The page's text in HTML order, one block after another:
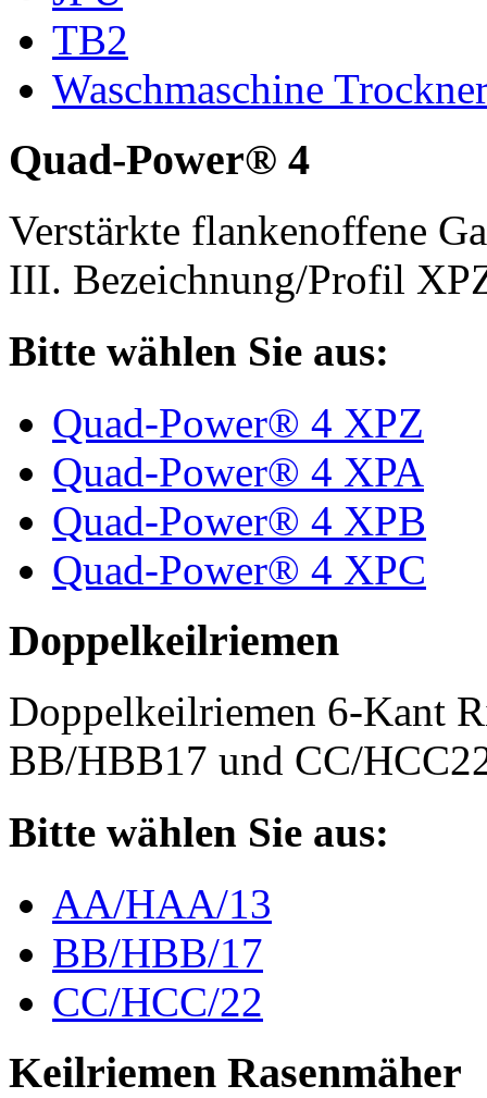
TB2
Waschmaschine
Quad-Power® 4
Verstärkte flankenoffene
III. Bezeichnung/Profil
Bitte wählen Sie aus:
Quad-Power® 4 XPZ
Quad-Power® 4 XPA
Quad-Power® 4 XPB
Quad-Power® 4 XPC
Doppelkeilriemen
Doppelkeilriemen 6-Kant
BB/HBB17 und CC/
Bitte wählen Sie aus:
AA/HAA/13
BB/HBB/17
CC/HCC/22
Keilriemen Rasenmäher